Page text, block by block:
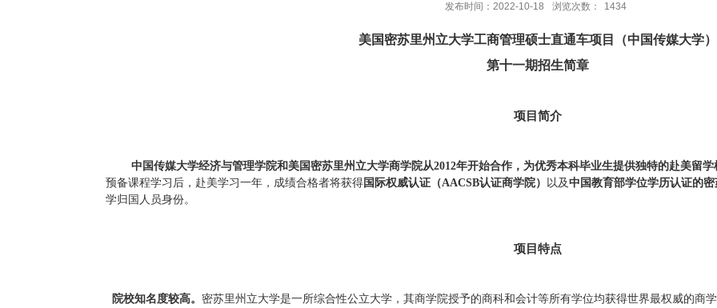
发布时间：2022-10-18 浏览次数： 1434
美国密苏里州立大学工商管理硕士直通车项目（中国传媒大学）
第十一期招生简章
项目简介
中国传媒大学经济与管理学院和美国密苏里州立大学商学院从2012年开始合作，为优秀本科毕业生提供独特的赴美留学
预备课程学习后，赴美学习一年，成绩合格者将获得国际权威认证（AACSB认证商学院） 以及中国教育部学位学历认证的
学归国人员身份。
项目特点
院校知名度较高。 密苏里州立大学是一所综合性公立大学，其商学院授予的商科和会计等所有学位均获得世界最权威的商